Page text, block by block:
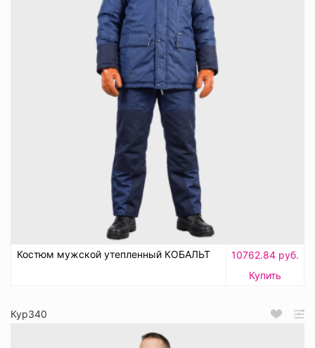
Костюм мужской утепленный КОБАЛЬТ
10762.84 руб.
Купить
Кур340